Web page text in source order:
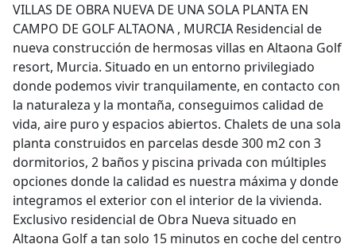
VILLAS DE OBRA NUEVA DE UNA SOLA PLANTA EN
CAMPO DE GOLF ALTAONA , MURCIA Residencial de
nueva construcción de hermosas villas en Altaona Golf
resort, Murcia. Situado en un entorno privilegiado
donde podemos vivir tranquilamente, en contacto con
la naturaleza y la montaña, conseguimos calidad de
vida, aire puro y espacios abiertos. Chalets de una sola
planta construidos en parcelas desde 300 m2 con 3
dormitorios, 2 baños y piscina privada con múltiples
opciones donde la calidad es nuestra máxima y donde
integramos el exterior con el interior de la vivienda.
Exclusivo residencial de Obra Nueva situado en
Altaona Golf a tan solo 15 minutos en coche del centro